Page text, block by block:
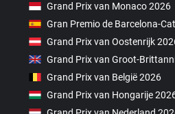
Grand Prix van Monaco 2026
Gran Premio de Barcelona-
Grand Prix van Oostenrijk
Grand Prix van Groot-
Grand Prix van België 2026
Grand Prix van Hongarije